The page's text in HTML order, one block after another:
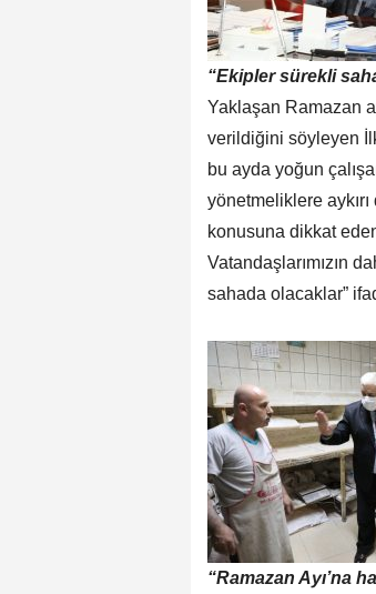
“Ekipler sürekli
Yaklaşan Ramazan
verildiğini söyleyen
bu ayda yoğun
yönetmeliklere
konusuna dikkat
Vatandaşlarımızın
sahada olacaklar”
“Ramazan Ayı’na